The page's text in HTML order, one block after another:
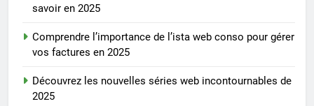
savoir en 2025
Comprendre l’importance de l’ista web conso pour gérer
vos factures en 2025
Découvrez les nouvelles séries web incontournables de
2025